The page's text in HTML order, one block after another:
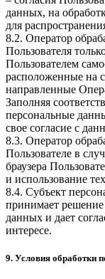
данных, на
для
8.2. Оператор
Пользователя
Пользователем
расположенные на
направленные
Заполняя
персональные
свое согласие с
8.3. Оператор
Пользователе в
браузера
и использование
8.4. Субъект
принимает решение
данных и дает
интересе.
9. Условия обработки